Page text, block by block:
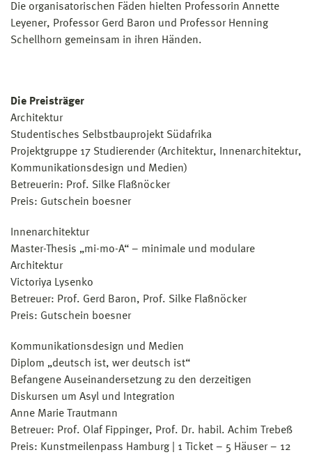
Die organisatorischen Fäden hielten Professorin Annette
Leyener, Professor Gerd Baron und Professor Henning
Schellhorn gemeinsam in ihren Händen.
Die Preisträger
Architektur
Studentisches Selbstbauprojekt Südafrika
Projektgruppe 17 Studierender (Architektur, Innenarchitektur,
Kommunikationsdesign und Medien)
Betreuerin: Prof. Silke Flaßnöcker
Preis: Gutschein boesner
Innenarchitektur
Master-Thesis „mi-mo-A“ – minimale und modulare
Architektur
Victoriya Lysenko
Betreuer: Prof. Gerd Baron, Prof. Silke Flaßnöcker
Preis: Gutschein boesner
Kommunikationsdesign und Medien
Diplom „deutsch ist, wer deutsch ist“
Befangene Auseinandersetzung zu den derzeitigen
Diskursen um Asyl und Integration
Anne Marie Trautmann
Betreuer: Prof. Olaf Fippinger, Prof. Dr. habil. Achim Trebeß
Preis: Kunstmeilenpass Hamburg | 1 Ticket – 5 Häuser – 12